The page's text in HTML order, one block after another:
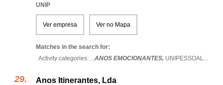
UNIP
Ver empresa Ver no Mapa
Matches in the search for:
Activity categories: ...ANOS EMOCIONANTES, UNIPESSOAL...
Anos Itinerantes, Lda